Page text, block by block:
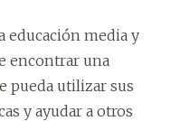
educación media y
encontrar una
pueda utilizar sus
y ayudar a otros